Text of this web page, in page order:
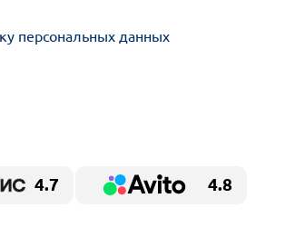
персональных данных
4.7 4.8